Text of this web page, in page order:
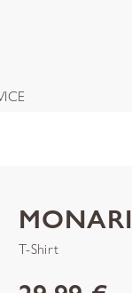
MONARI
T-Shirt